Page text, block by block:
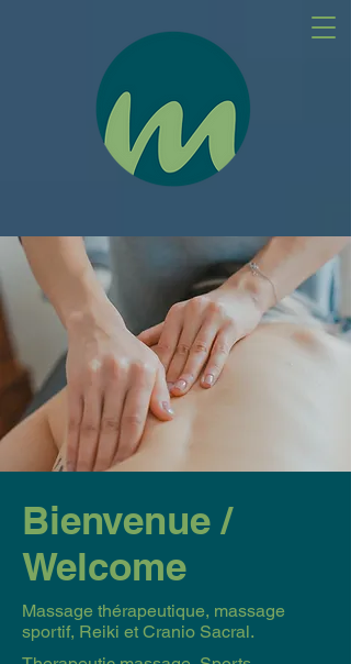
Bienvenue /
Welcome
Massage thérapeutique, massage
sportif, Reiki et Cranio Sacral.